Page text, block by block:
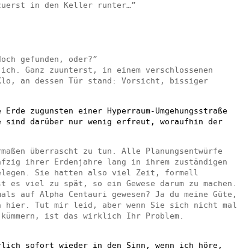
in den Keller runter…”
gefunden, oder?”
Ganz zuunterst, in einem verschlossenen
an dessen Tür stand: Vorsicht, bissiger
zugunsten einer Hyperraum-Umgehungsstraße
sind darüber nur wenig erfreut, woraufhin der
überrascht zu tun. Alle Planungsentwürfe
ihrer Erdenjahre lang in ihrem zuständigen
Sie hatten also viel Zeit, formell
viel zu spät, so ein Gewese darum zu machen.
auf Alpha Centauri gewesen? Ja du meine Güte,
Tut mir leid, aber wenn Sie sich nicht mal
ist das wirklich Ihr Problem.
sofort wieder in den Sinn, wenn ich höre,